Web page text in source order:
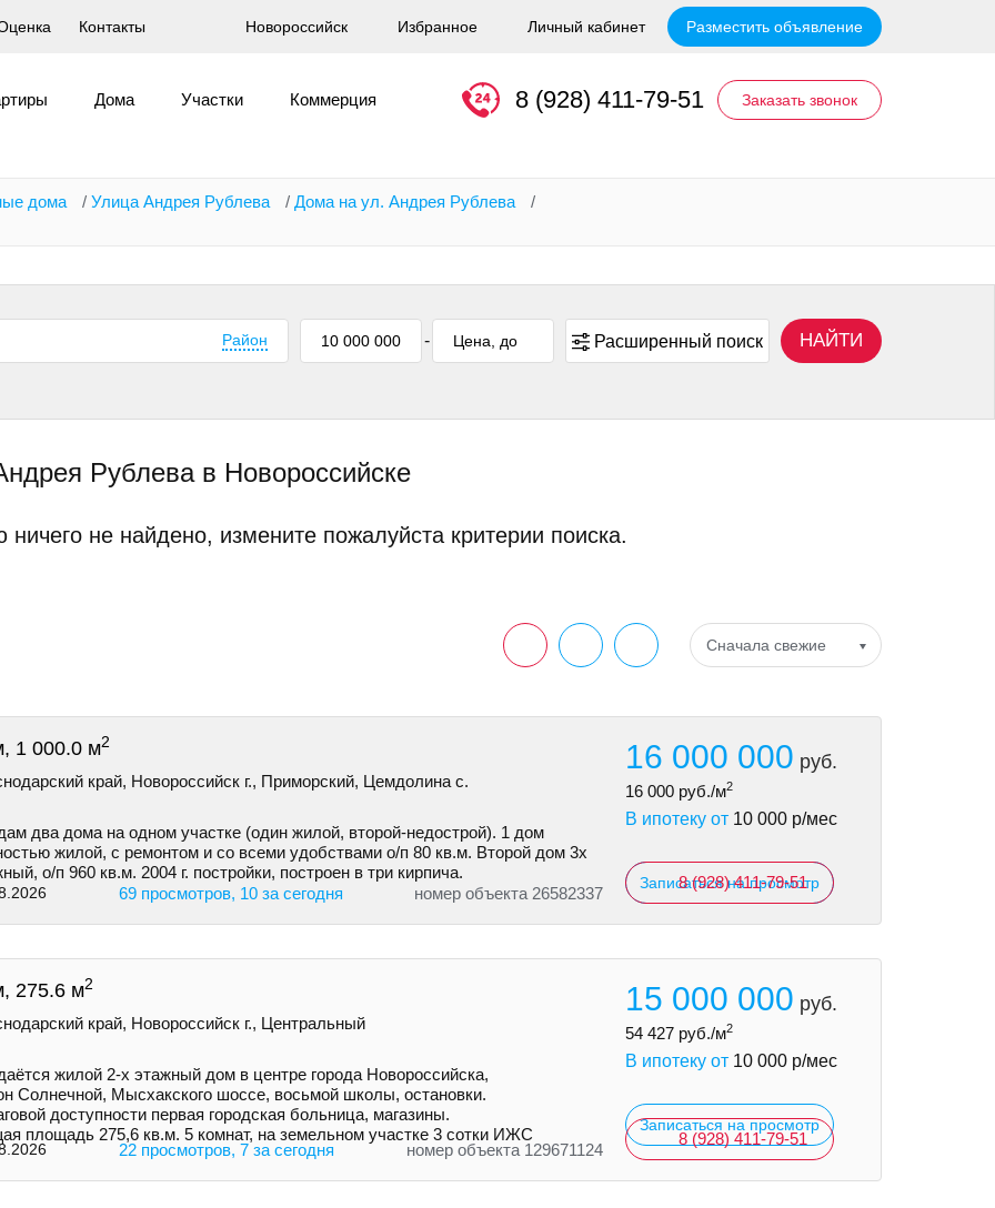
Контакты Новороссийск Избранное Личный кабинет Разместить объявление
Дома Участки Коммерция 8 (928) 411-79-51 Заказать звонок
дома / Улица Андрея Рублева / Дома на ул. Андрея Рублева
/
Район - Расширенный поиск НАЙТИ
Рублева в Новороссийске
не найдено, измените пожалуйста критерии поиска.
Сначала свежие
1 000.0 м2
край, Новороссийск г., Приморский, Цемдолина с.
два дома на одном участке (один жилой, второй-недострой). 1 дом
жилой, с ремонтом и со всеми удобствами о/п 80 кв.м. Второй дом 3х
о/п 960 кв.м. 2004 г. постройки, построен в три кирпича.
69 просмотров, 10 за сегодня номер объекта 26582337
16 000 000 руб.
16 000 руб./м2
В ипотеку от 10 000 р/мес
Записаться на просмотр
8 (928) 411-79-51
275.6 м2
край, Новороссийск г., Центральный
жилой 2-х этажный дом в центре города Нoвороccийскa,
Солнечной, Mыcxaкского шоссе, восьмой школы, остановки.
доступности первая городская больница, магазины.
площадь 275,6 кв.м. 5 комнат, на земельном участке 3 сотки ИЖС
22 просмотров, 7 за сегодня номер объекта 129671124
15 000 000 руб.
54 427 руб./м2
В ипотеку от 10 000 р/мес
Записаться на просмотр
8 (928) 411-79-51